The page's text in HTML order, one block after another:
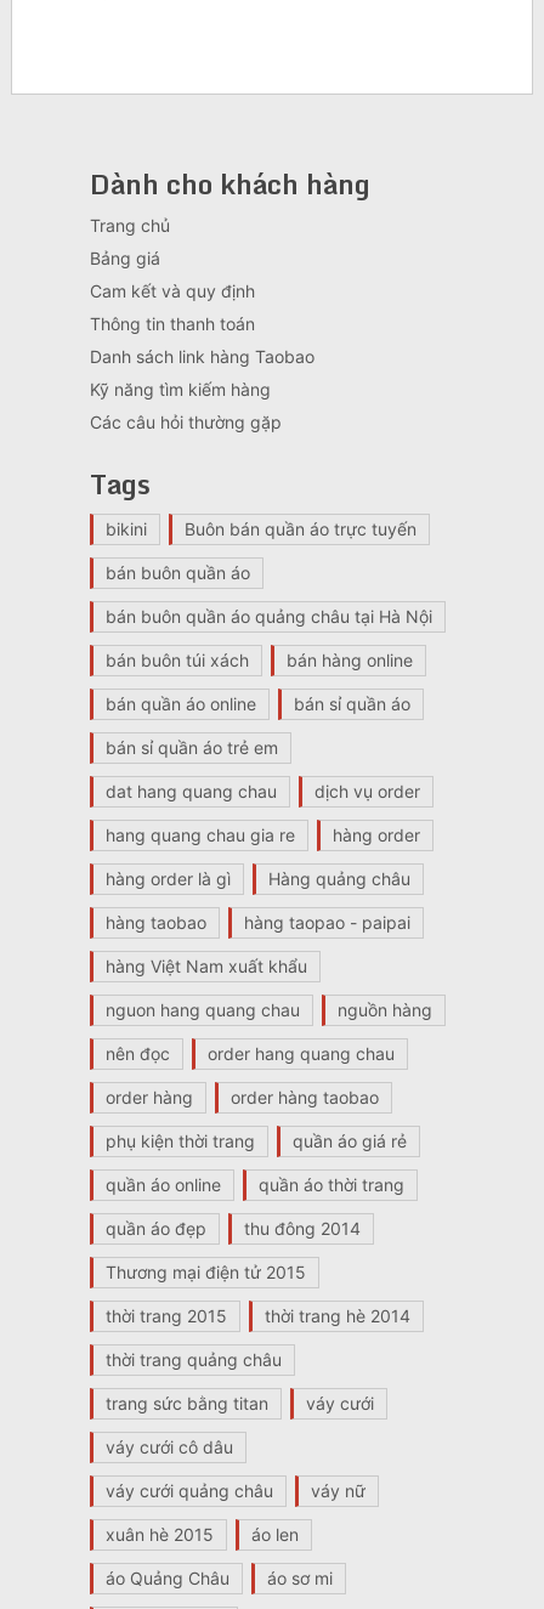
Dành cho khách hàng
Trang chủ
Bảng giá
Cam kết và quy định
Thông tin thanh toán
Danh sách link hàng Taobao
Kỹ năng tìm kiếm hàng
Các câu hỏi thường gặp
Tags
bikini Buôn bán quần áo trực tuyến
bán buôn quần áo
bán buôn quần áo quảng châu tại Hà Nội
bán buôn túi xách bán hàng online
bán quần áo online bán sỉ quần áo
bán sỉ quần áo trẻ em
dat hang quang chau dịch vụ order
hang quang chau gia re hàng order
hàng order là gì Hàng quảng châu
hàng taobao hàng taopao - paipai
hàng Việt Nam xuất khẩu
nguon hang quang chau nguồn hàng
nên đọc order hang quang chau
order hàng order hàng taobao
phụ kiện thời trang quần áo giá rẻ
quần áo online quần áo thời trang
quần áo đẹp thu đông 2014
Thương mại điện tử 2015
thời trang 2015 thời trang hè 2014
thời trang quảng châu
trang sức bằng titan váy cưới
váy cưới cô dâu
váy cưới quảng châu váy nữ
xuân hè 2015 áo len
áo Quảng Châu áo sơ mi